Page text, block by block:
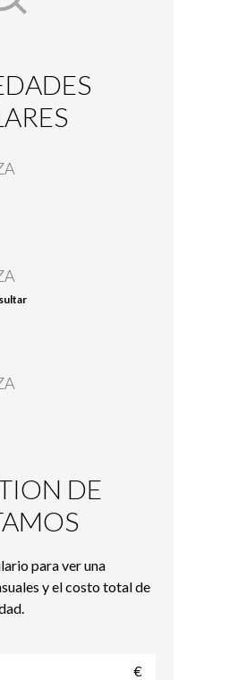
DE
para ver una
y el costo total de
€